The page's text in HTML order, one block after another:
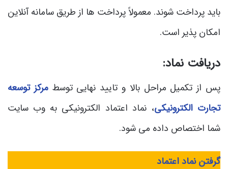
باید پرداخت شوند. معمولاً پرداخت ‌ها از طریق سامانه آنلاین
امکان‌ پذیر است.
دریافت نماد:
پس از تکمیل مراحل بالا و تایید نهایی توسطمرکز توسعه
تجارت الکترونیکی، نماد اعتماد الکترونیکی به وب سایت
شما اختصاص داده می ‌شود.
گرفتن نماد اعتماد